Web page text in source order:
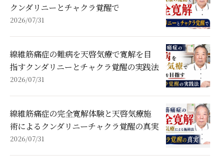
クンダリニーとチャクラ覚醒で
2026/07/31
線維筋痛症の難病を天啓気療で寛解を目
指すクンダリニーとチャクラ覚醒の実践法
2026/07/31
線維筋痛症の完全寛解体験と天啓気療施
術によるクンダリニーチャクラ覚醒の真実
2026/07/31